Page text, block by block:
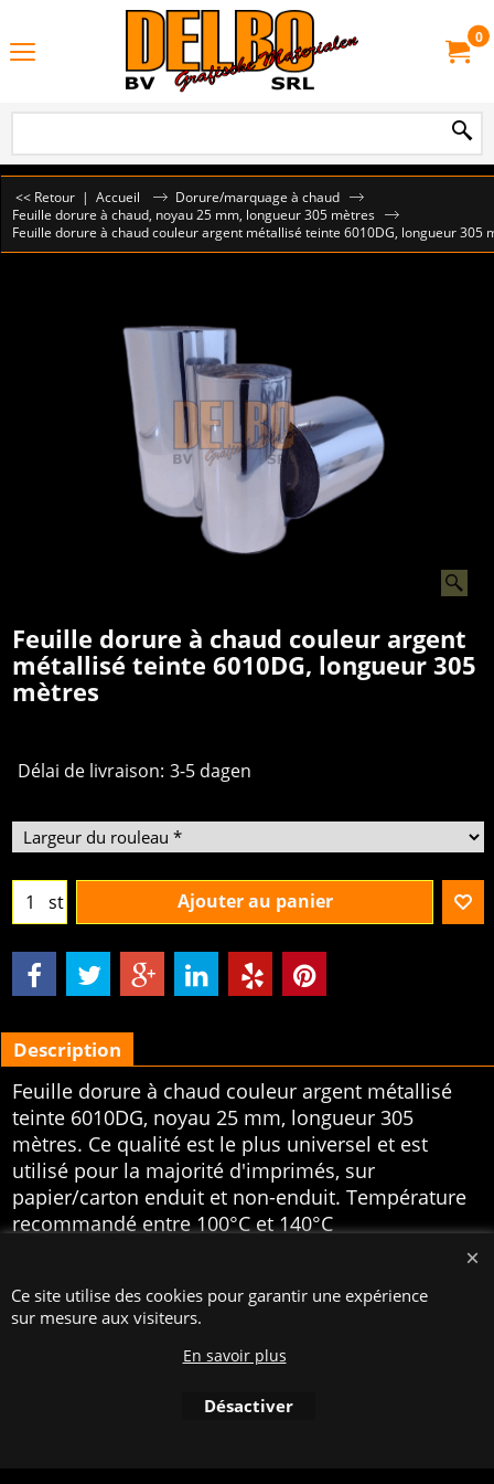
0
<< Retour | Accueil
Dorure/marquage à chaud
Feuille dorure à chaud, noyau 25 mm, longueur 305 mètres
Feuille dorure à chaud couleur argent métallisé teinte 6010DG, longueur 305
Feuille dorure à chaud couleur argent
métallisé teinte 6010DG, longueur 305
mètres
3-5 dagen
st Ajouter au panier
Description
Feuille dorure à chaud couleur argent métallisé
teinte 6010DG, noyau 25 mm, longueur 305
mètres. Ce qualité est le plus universel et est
utilisé pour la majorité d'imprimés, sur
papier/carton enduit et non-enduit. Température
recommandé entre 100°C et 140°C
eCommerce ShopFactory
Ce site utilise des cookies pour garantir une expérience
sur mesure aux visiteurs.
En savoir plus
Désactiver